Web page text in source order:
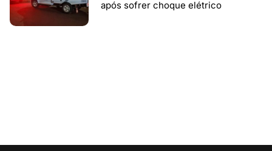
após sofrer choque elétrico